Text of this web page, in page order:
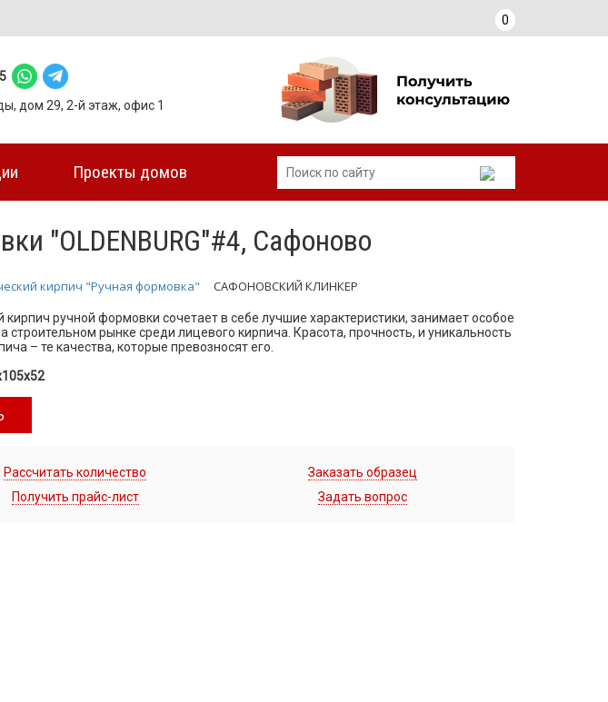
0
дом 29, 2-й этаж, офис 1
Проекты домов
"OLDENBURG"#4, Сафоново
кирпич "Ручная формовка" САФОНОВСКИЙ КЛИНКЕР
кирпич ручной формовки сочетает в себе лучшие характеристики, занимает особое
строительном рынке среди лицевого кирпича. Красота, прочность, и уникальность
– те качества, которые превозносят его.
Рассчитать количество
Заказать образец
Получить прайс-лист
Задать вопрос